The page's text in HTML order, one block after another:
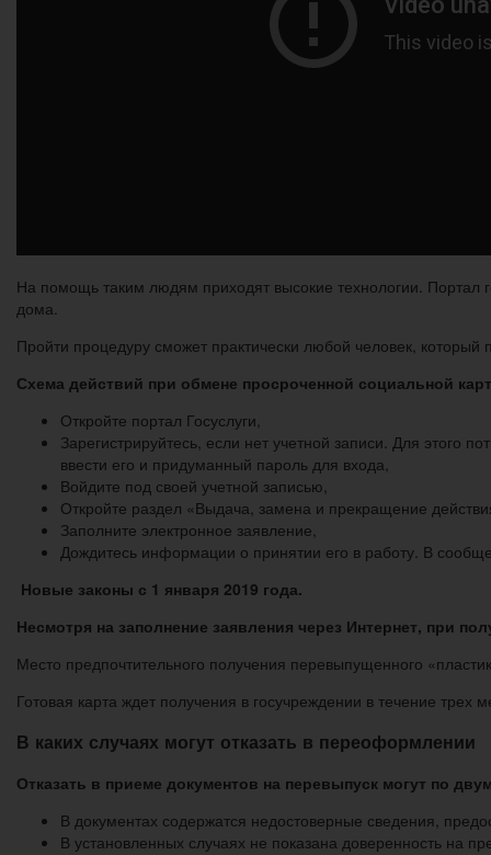
На помощь таким людям приходят высокие технологии. Портал
дома.
Пройти процедуру сможет практически любой человек,
Схема действий при обмене просроченной социальной
Откройте портал Госуслуги,
Зарегистрируйтесь, если нет учетной записи. Для этого
ввести его и придуманный пароль для входа,
Войдите под своей учетной записью,
Откройте раздел «Выдача, замена и прекращение
Заполните электронное заявление,
Дождитесь информации о принятии его в работу. В
Новые законы с 1 января 2019 года.
Несмотря на заполнение заявления через Интернет, при
Место предпочтительного получения перевыпущенного
Готовая карта ждет получения в госучреждении в течение трех
В каких случаях могут отказать в переоформлении
Отказать в приеме документов на перевыпуск могут по
В документах содержатся недостоверные сведения,
В установленных случаях не показана доверенность на